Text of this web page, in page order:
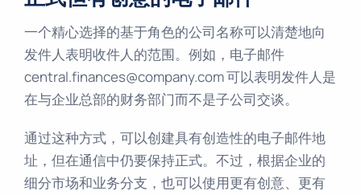
一个精心选择的基于角色的公司名称可以清楚地向
发件人表明收件人的范围。例如，电子邮件
central.finances@company.com 可以表明发件人是
在与企业总部的财务部门而不是子公司交谈。
通过这种方式，可以创建具有创造性的电子邮件地
址，但在通信中仍要保持正式。不过，根据企业的
细分市场和业务分支，也可以使用更有创意、更有